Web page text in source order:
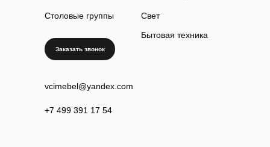
Столовые группы
vcimebel@yandex.com
+7 499 391 17 54
Свет
Бытовая техника
Заказать звонок